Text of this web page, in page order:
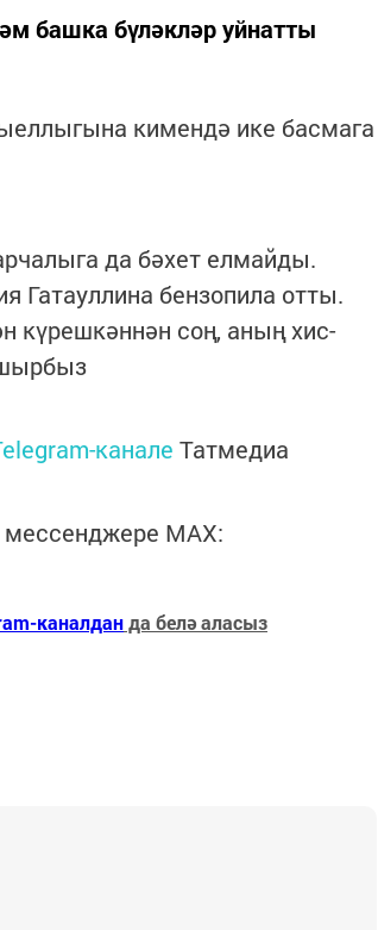
башка бүләкләр уйнатты
кимендә ике басмага
да бәхет елмайды.
бензопила отты.
соң, аның хис-
канале Татмедиа
мессенджере MАХ:
каналданда белә аласыз